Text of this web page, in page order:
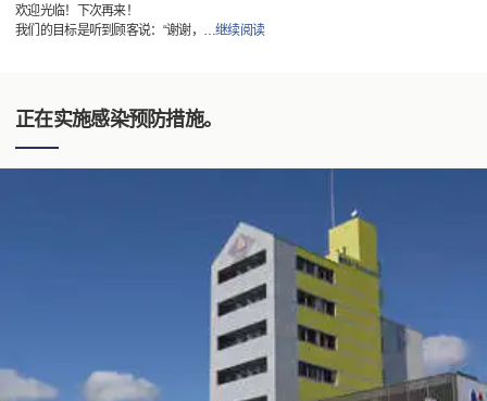
欢迎光临！下次再来！
我们的目标是听到顾客说：“谢谢， …继续阅读
正在实施感染预防措施。